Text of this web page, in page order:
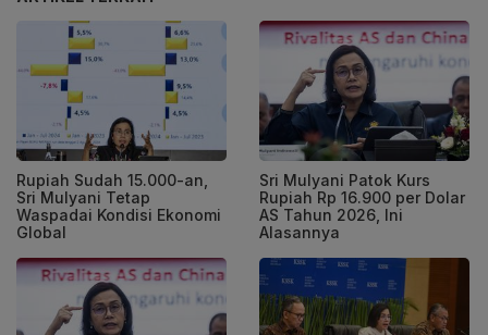
Rupiah Sudah 15.000-an,
Sri Mulyani Tetap
Waspadai Kondisi Ekonomi
Global
Sri Mulyani Patok Kurs
Rupiah Rp 16.900 per Dolar
AS Tahun 2026, Ini
Alasannya